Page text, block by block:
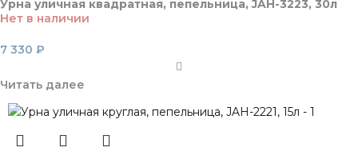
Урна уличная квадратная, пепельница, JAH-3223, 30л
Нет в наличии
7 330 ₽
Читать далее